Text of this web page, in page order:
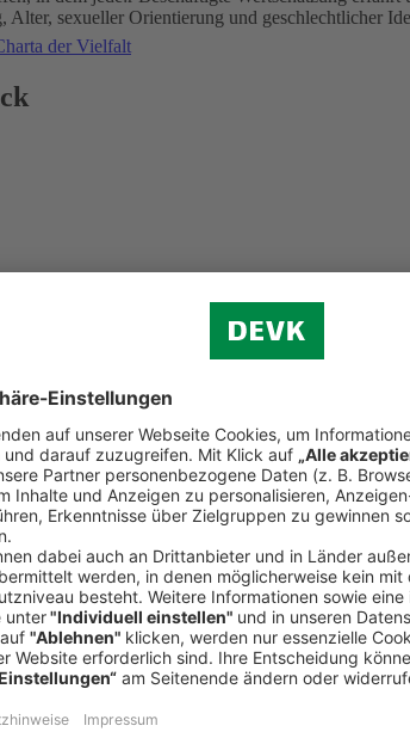
sexueller Orientierung und geschlechtlicher
der Vielfalt
Weltkindertag